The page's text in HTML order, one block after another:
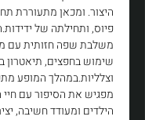
היצור. ומכאן מתעוררת
פיוס, ותחילתה של
משלבת שפה חזותית עם
שימוש בחפצים, תיאטרון
וצלליות.במהלך המופע
מפגיש את הסיפור עם חיי
הילדים ומעודד חשיבה,